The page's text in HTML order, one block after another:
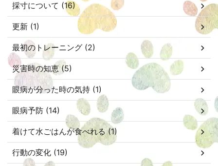
採寸について (16)
更新 (1)
最初のトレーニング (2)
災害時の知恵 (5)
眼病が分った時の気持 (1)
眼病予防 (14)
着けて水ごはんが食べれる (1)
行動の変化 (19)